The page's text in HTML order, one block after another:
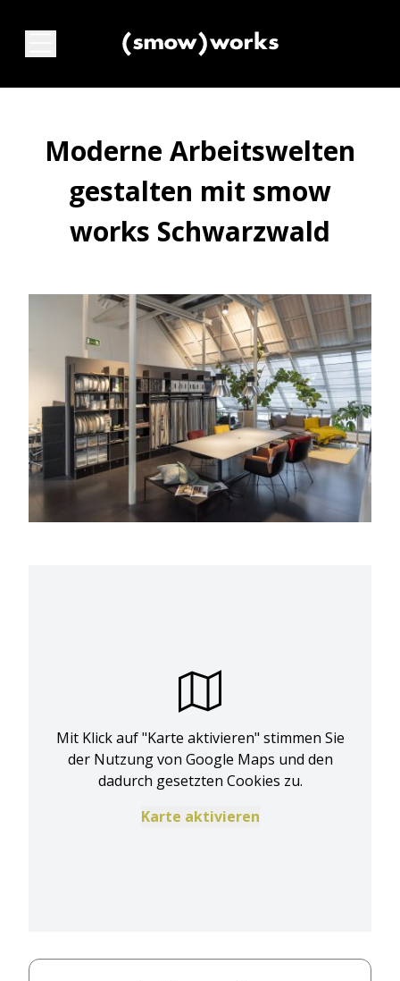
Moderne Arbeitswelten
gestalten mit smow
works Schwarzwald
Mit Klick auf "Karte aktivieren" stimmen Sie
der Nutzung von Google Maps und den
dadurch gesetzten Cookies zu.
Karte aktivieren